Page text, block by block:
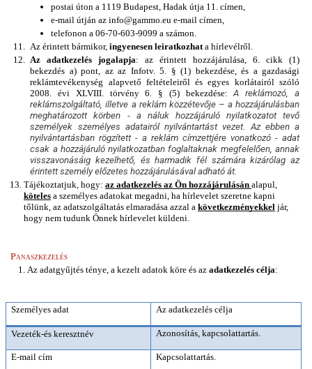
postai úton a 1119 Budapest, Hadak útja 11. címen,
e-mail útján az info@gammo.eu e-mail címen,
telefonon a 06-70-603-9099 a számon.
Az érintett bármikor, ingyenesen leiratkozhat a hírlevélről.
Az adatkezelés jogalapja: az érintett hozzájárulása, 6. cikk (1)
bekezdés a) pont, az az Infotv. 5. § (1) bekezdése, és a gazdasági
reklámtevékenység alapvető feltételeiről és egyes korlátairól szóló
2008. évi XLVIII. törvény 6. § (5) bekezdése: A reklámozó, a
reklámszolgáltató, illetve a reklám közzétevője – a hozzájárulásban
meghatározott körben - a náluk hozzájáruló nyilatkozatot tevő
személyek személyes adatairól nyilvántartást vezet. Az ebben a
nyilvántartásban rögzített - a reklám címzettjére vonatkozó - adat
csak a hozzájáruló nyilatkozatban foglaltaknak megfelelően, annak
visszavonásáig kezelhető, és harmadik fél számára kizárólag az
érintett személy előzetes hozzájárulásával adható át.
Tájékoztatjuk, hogy: az adatkezelés az Ön hozzájárulásán
köteles a személyes adatokat megadni, ha hírlevelet szeretne kapni
tőlünk, az adatszolgáltatás elmaradása azzal a következményekkel jár,
hogy nem tudunk Önnek hírlevelet küldeni.
Panaszkezelés
Az adatgyűjtés ténye, a kezelt adatok köre és az adatkezelés célja:
Személyes adat Az adatkezelés célja
Vezeték-és keresztnév Azonosítás, kapcsolattartás.
E-mail cím Kapcsolattartás.